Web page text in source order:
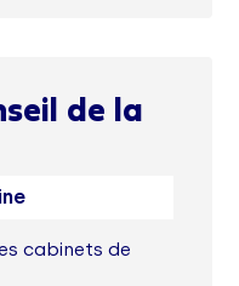
de la
cabinets de